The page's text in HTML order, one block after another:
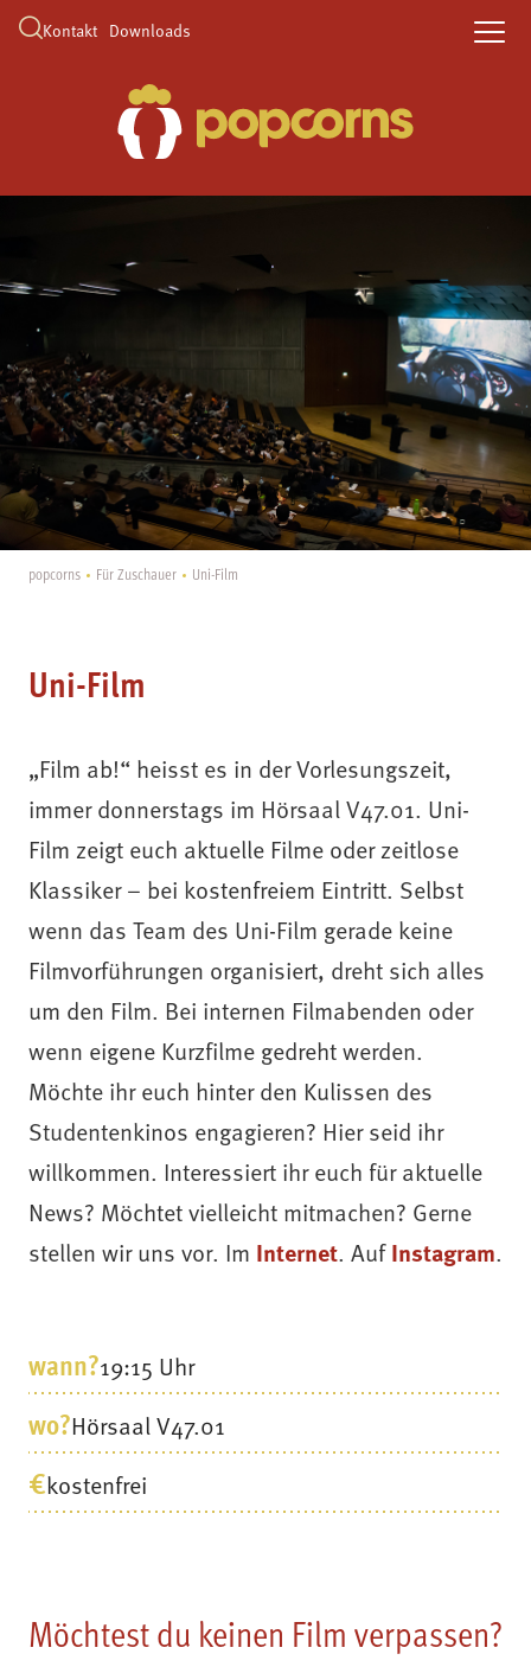
Kontakt Downloads
popcorns Für Zuschauer Uni-Film
Uni-Film
„Film ab!“ heisst es in der Vorlesungszeit,
immer donnerstags im Hörsaal V47.01. Uni-
Film zeigt euch aktuelle Filme oder zeitlose
Klassiker – bei kostenfreiem Eintritt. Selbst
wenn das Team des Uni-Film gerade keine
Filmvorführungen organisiert, dreht sich alles
um den Film. Bei internen Filmabenden oder
wenn eigene Kurzfilme gedreht werden.
Möchte ihr euch hinter den Kulissen des
Studentenkinos engagieren? Hier seid ihr
willkommen. Interessiert ihr euch für aktuelle
News? Möchtet vielleicht mitmachen? Gerne
stellen wir uns vor. Im Internet. AufInstagram.
wann?19:15 Uhr
wo?Hörsaal V47.01
€kostenfrei
Möchtest du keinen Film verpassen?